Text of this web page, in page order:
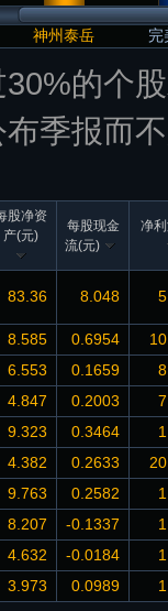
神州泰岳 完
的个
季报而
股净资
产(元)
每股现金
流(元)
净
83.36 8.048
8.585 0.6954
6.553 0.1659
4.847 0.2003
9.323 0.3464
4.382 0.2633
9.763 0.2582
8.207 -0.1337
4.632 -0.0184
3.973 0.0989